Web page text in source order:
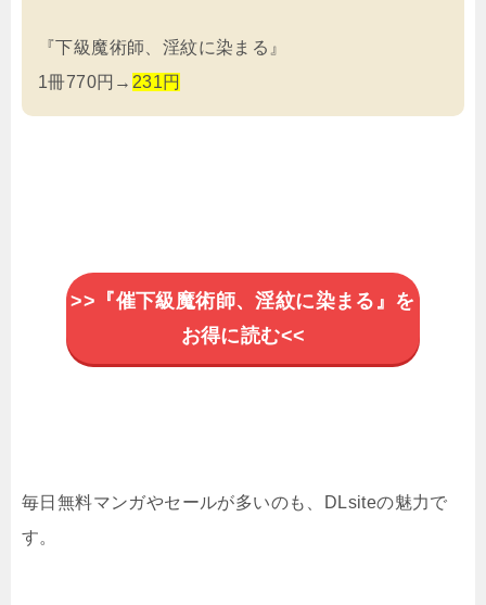
『下級魔術師、淫紋に染まる』
1冊770円→ 231円
>>『催下級魔術師、淫紋に染まる』を
お得に読む<<
毎日無料マンガやセールが多いのも、DLsiteの魅力で
す。